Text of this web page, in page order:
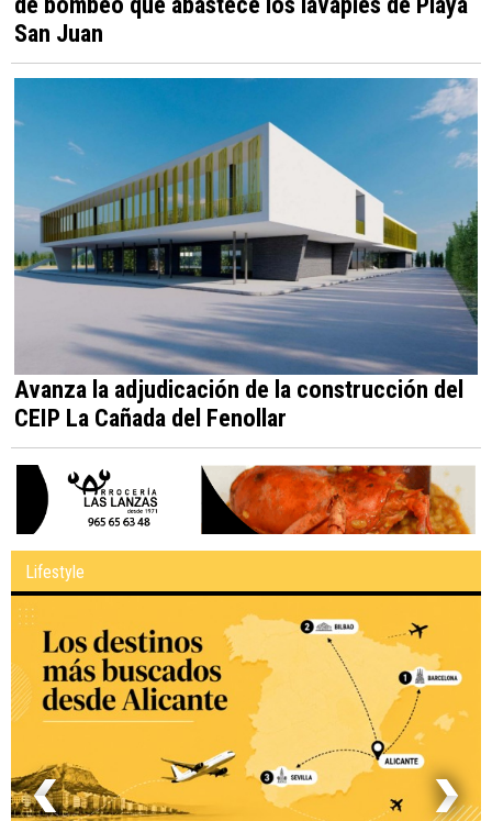
San Juan
Avanza la adjudicación de la construcción del
CEIP La Cañada del Fenollar
Lifestyle